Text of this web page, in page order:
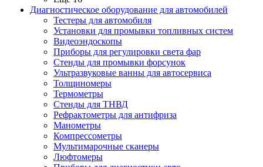
Диагностическое оборудование для автомобилей
Тестеры для автомобиля
Установки для промывки топливных систем
Видеоэндоскопы
Приборы для регулировки света фар
Стенды для промывки форсунок
Ультразвуковые ванны для автосервиса
Толщиномеры
Термометры
Стенды для ТНВД
Рефрактометры для антифриза
Манометры
Компрессометры
Мультимарочные сканеры
Люфтомеры